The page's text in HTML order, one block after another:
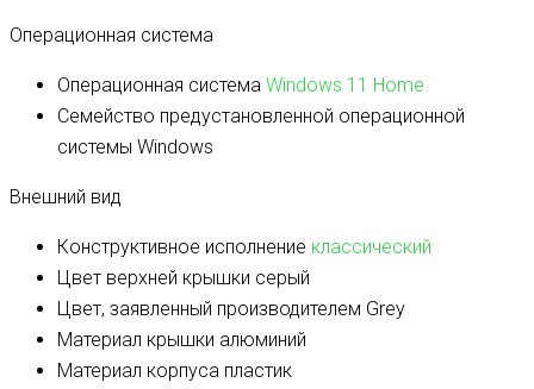
Операционная система
Операционная система Windows 11 Home
Семейство предустановленной операционной
системы Windows
Внешний вид
Конструктивное исполнение классический
Цвет верхней крышки серый
Цвет, заявленный производителем Grey
Материал крышки алюминий
Материал корпуса пластик